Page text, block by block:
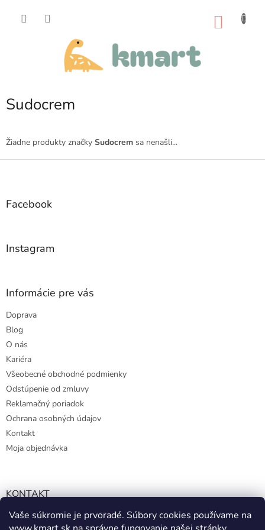
Vaše súkromie je prvoradé. Súbory cookies používame na
Sudocrem
Žiadne produkty značky Sudocrem sa nenašli...
Z
Facebook
Instagram
Informácie pre vás
Doprava
Blog
O nás
Kariéra
Všeobecné obchodné podmienky
Odstúpenie od zmluvy
Reklamačný poriadok
Ochrana osobných údajov
Kontakt
Moja objednávka
KONTAKT
info@kmart.sk